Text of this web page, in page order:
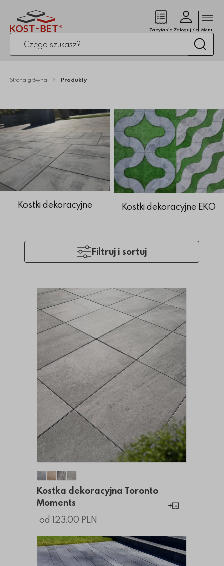
Po kliknięciu przycisku fraza zostanie wyszukana
Zapytania
(pusty)Zaloguj się Menu
Strona główna Produkty
Kostki dekoracyjne Kostki dekoracyjne EKO
Filtruj i sortuj
Kostka dekoracyjna Toronto Moments
Kostka dekoracyjna Toronto Moments
Kostka dekoracyjna Toronto Moments
Kostka dekoracyjna Toronto
Kostka dekoracyjna Toronto
Moments
od 123.00 PLN
Dodaj do